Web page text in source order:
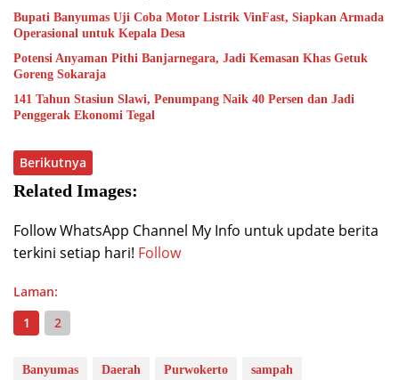
Bupati Banyumas Uji Coba Motor Listrik VinFast, Siapkan Armada
Operasional untuk Kepala Desa
Potensi Anyaman Pithi Banjarnegara, Jadi Kemasan Khas Getuk
Goreng Sokaraja
141 Tahun Stasiun Slawi, Penumpang Naik 40 Persen dan Jadi
Penggerak Ekonomi Tegal
Berikutnya
Related Images:
Follow WhatsApp Channel My Info untuk update berita
terkini setiap hari! Follow
Laman:
1
2
Banyumas Daerah Purwokerto sampah